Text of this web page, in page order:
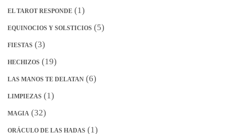
EL TAROT RESPONDE (1)
EQUINOCIOS Y SOLSTICIOS (5)
FIESTAS (3)
HECHIZOS (19)
LAS MANOS TE DELATAN (6)
LIMPIEZAS (1)
MAGIA (32)
ORÁCULO DE LAS HADAS (1)